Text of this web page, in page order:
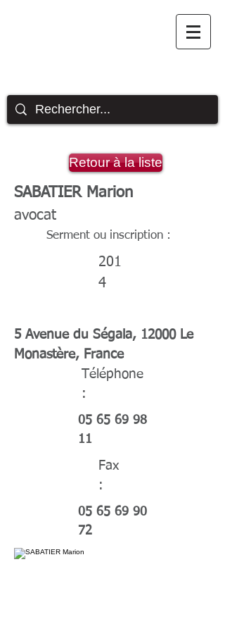
Retour à la liste
SABATIER Marion
avocat
Serment ou inscription :
201
4
5 Avenue du Ségala, 12000 Le
Monastère, France
Téléphone
:
05 65 69 98
11
Fax
:
05 65 69 90
72